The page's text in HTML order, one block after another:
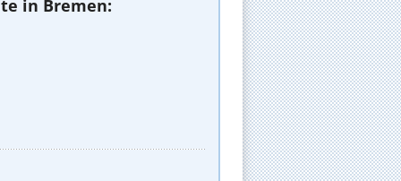
in Bremen: